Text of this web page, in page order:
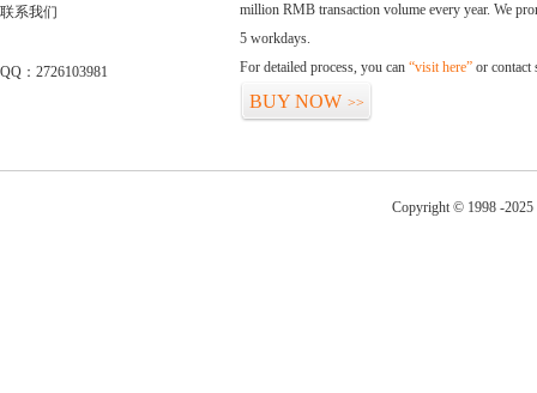
联系我们
QQ：2726103981
million RMB transaction volume every year. We
5 workdays.
For detailed process, you can “visit here” or contact
BUY NOW >>
Copyright © 1998 -2025